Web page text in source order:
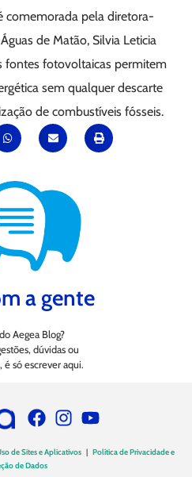
comemorada pela diretora-
de Matão, Silvia Leticia
fontes fotovoltaicas permitem
sem qualquer descarte
de combustíveis fósseis.
a gente
Aegea Blog?
dúvidas ou
é só escrever aqui.
de Sites e Aplicativos | Política de Privacidade e
de Dados